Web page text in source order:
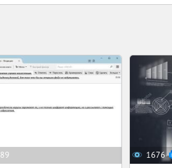
89 1676